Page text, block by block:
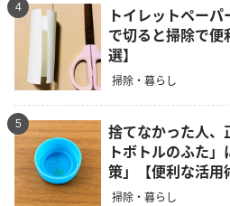
4
トイレットペー
で切ると掃除で
選】
掃除・暮らし
5
捨てなかった人、
トボトルのふた
策」【便利な活用
掃除・暮らし